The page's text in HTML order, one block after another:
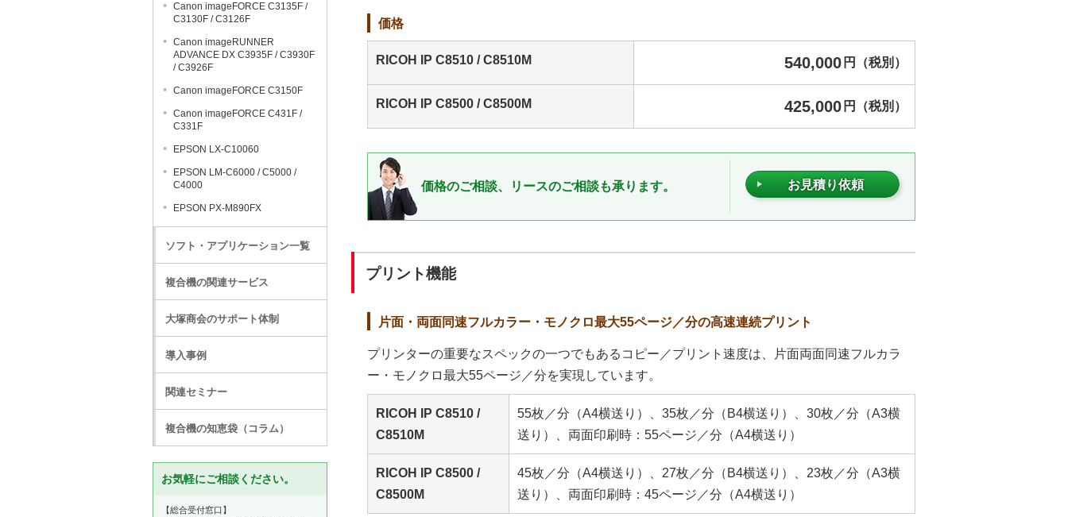
価格
RICOH IP C8510 / C8510M 540,000 円（税別）
RICOH IP C8500 / C8500M 425,000 円（税別）
価格のご相談、リースのご相談も承ります。 お見積り依頼
プリント機能
片面・両面同速フルカラー・モノクロ最大55ページ／分の高速連続プリント
プリンターの重要なスペックの一つでもあるコピー／プリント速度は、片面両面同速フルカラ
ー・モノクロ最大55ページ／分を実現しています。
RICOH IP C8510 /
C8510M
55枚／分（A4横送り）、35枚／分（B4横送り）、30枚／分（A3横
送り）、両面印刷時：55ページ／分（A4横送り）
RICOH IP C8500 /
C8500M
45枚／分（A4横送り）、27枚／分（B4横送り）、23枚／分（A3横
送り）、両面印刷時：45ページ／分（A4横送り）
Canon imageFORCE C3135F /
C3130F / C3126F
Canon imageRUNNER
ADVANCE DX C3935F / C3930F
/ C3926F
Canon imageFORCE C3150F
Canon imageFORCE C431F /
C331F
EPSON LX-C10060
EPSON LM-C6000 / C5000 /
C4000
EPSON PX-M890FX
ソフト・アプリケーション一覧
複合機の関連サービス
大塚商会のサポート体制
導入事例
関連セミナー
複合機の知恵袋（コラム）
お気軽にご相談ください。
【総合受付窓口】